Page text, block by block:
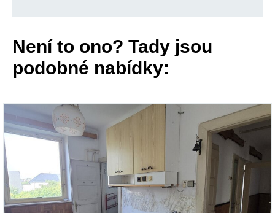
Není to ono? Tady jsou
podobné nabídky: